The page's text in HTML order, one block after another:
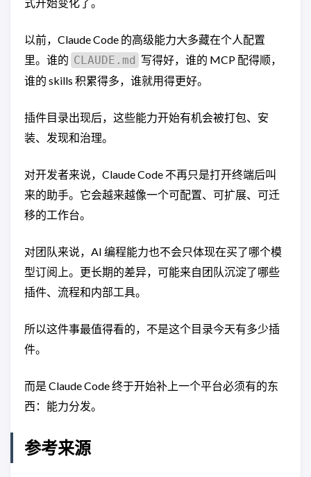
式开始变化了。
以前，Claude Code 的高级能力大多藏在个人配置
里。谁的 CLAUDE.md 写得好，谁的 MCP 配得顺，
谁的 skills 积累得多，谁就用得更好。
插件目录出现后，这些能力开始有机会被打包、安
装、发现和治理。
对开发者来说，Claude Code 不再只是打开终端后叫
来的助手。它会越来越像一个可配置、可扩展、可迁
移的工作台。
对团队来说，AI 编程能力也不会只体现在买了哪个模
型订阅上。更长期的差异，可能来自团队沉淀了哪些
插件、流程和内部工具。
所以这件事最值得看的，不是这个目录今天有多少插
件。
而是 Claude Code 终于开始补上一个平台必须有的东
西：能力分发。
参考来源